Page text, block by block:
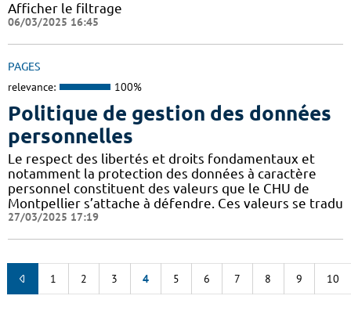
Afficher le filtrage
06/03/2025 16:45
PAGES
relevance: 100%
Politique de gestion des données
personnelles
Le respect des libertés et droits fondamentaux et
notamment la protection des données à caractère
personnel constituent des valeurs que le CHU de
Montpellier s’attache à défendre. Ces valeurs se tradu
27/03/2025 17:19
1 2 3 4 5 6 7 8 9 10